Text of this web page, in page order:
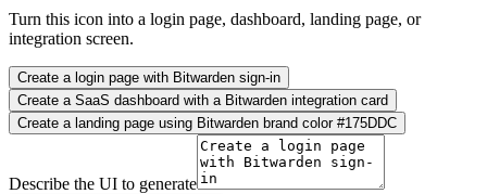
Turn this icon into a login page, dashboard, landing page, or
integration screen.
Create a login page with Bitwarden sign-in
Create a SaaS dashboard with a Bitwarden integration card
Create a landing page using Bitwarden brand color #175DDC
Describe the UI to generate